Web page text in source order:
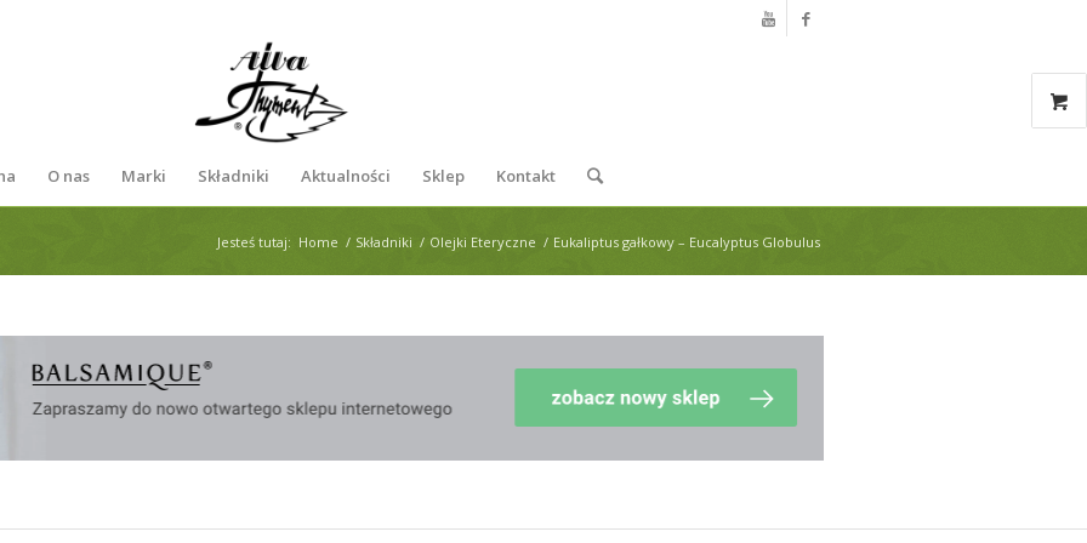
O nas Marki Składniki Aktualności Sklep Kontakt
Jesteś tutaj: Home / Składniki / Olejki Eteryczne / Eukaliptus gałkowy – Eucalyptus Globulus